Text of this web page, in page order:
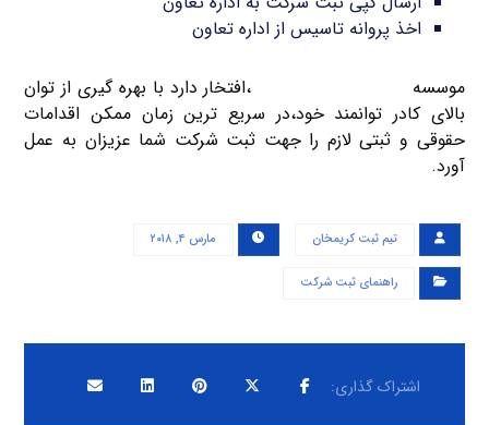
اخذ پروانه تاسیس از اداره تعاون
موسسه
،افتخار دارد با بهره گیری از توان
بالای کادر توانمند خود،در سریع ترین زمان ممکن اقدامات
حقوقی و ثبتی لازم را جهت ثبت شرکت شما عزیزان به عمل
آورد.
تیم ثبت کریمخان مارس ۴, ۲۰۱۸
راهنمای ثبت شرکت